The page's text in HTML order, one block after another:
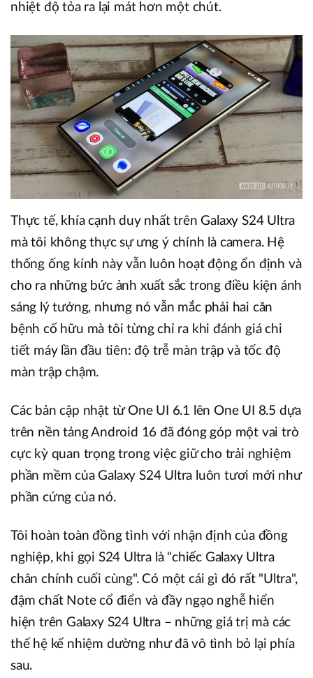
nhiệt độ tỏa ra lại mát hơn một chút.
Thực tế, khía cạnh duy nhất trên Galaxy S24 Ultra
mà tôi không thực sự ưng ý chính là camera. Hệ
thống ống kính này vẫn luôn hoạt động ổn định và
cho ra những bức ảnh xuất sắc trong điều kiện ánh
sáng lý tưởng, nhưng nó vẫn mắc phải hai căn
bệnh cố hữu mà tôi từng chỉ ra khi đánh giá chi
tiết máy lần đầu tiên: độ trễ màn trập và tốc độ
màn trập chậm.
Các bản cập nhật từ One UI 6.1 lên One UI 8.5 dựa
trên nền tảng Android 16 đã đóng góp một vai trò
cực kỳ quan trọng trong việc giữ cho trải nghiệm
phần mềm của Galaxy S24 Ultra luôn tươi mới như
phần cứng của nó.
Tôi hoàn toàn đồng tình với nhận định của đồng
nghiệp, khi gọi S24 Ultra là "chiếc Galaxy Ultra
chân chính cuối cùng". Có một cái gì đó rất "Ultra",
đậm chất Note cổ điển và đầy ngạo nghễ hiển
hiện trên Galaxy S24 Ultra – những giá trị mà các
thế hệ kế nhiệm dường như đã vô tình bỏ lại phía
sau.